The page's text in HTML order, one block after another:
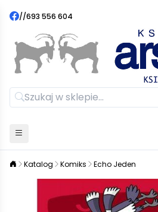
//693 556 604
Katalog Komiks Echo Jeden